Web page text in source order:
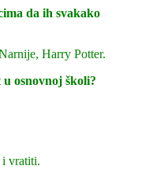
da ih svakako
Harry Potter.
osnovnoj školi?
i vratiti.